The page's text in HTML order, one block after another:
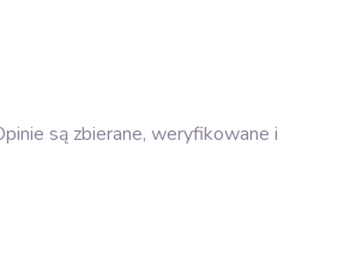
są zbierane, weryfikowane i